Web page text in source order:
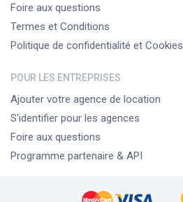
Foire aux questions
Termes et Conditions
Politique de confidentialité et Cookies
POUR LES ENTREPRISES
Ajouter votre agence de location
S'identifier pour les agences
Foire aux questions
Programme partenaire & API